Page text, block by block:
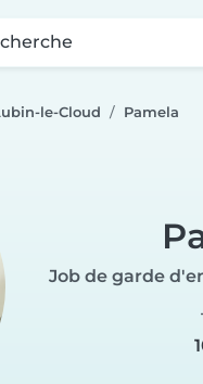
le-Cloud Pamela
Job de garde